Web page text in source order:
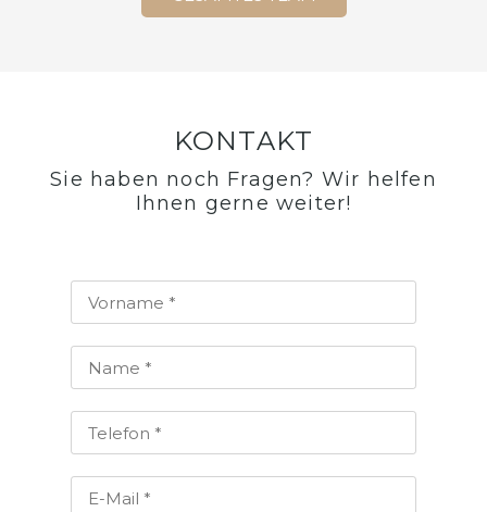
KONTAKT
Sie haben noch Fragen? Wir helfen
Ihnen gerne weiter!​